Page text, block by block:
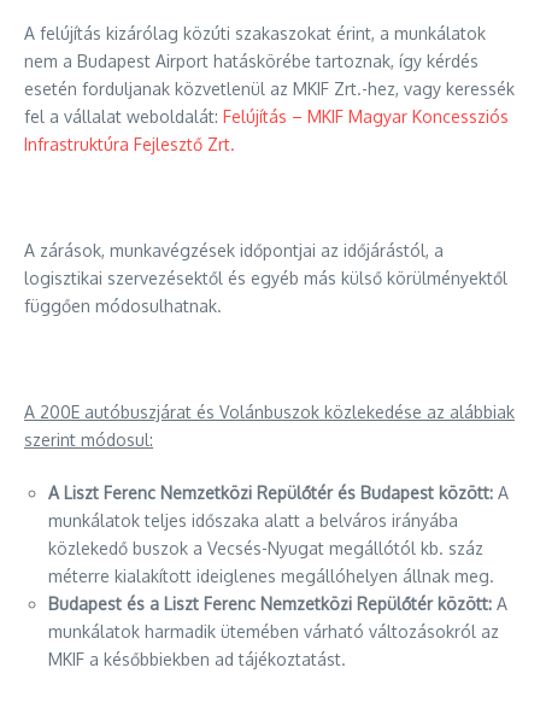
A felújítás kizárólag közúti szakaszokat érint, a munkálatok
nem a Budapest Airport hatáskörébe tartoznak, így kérdés
esetén forduljanak közvetlenül az MKIF Zrt.-hez, vagy keressék
fel a vállalat weboldalát: Felújítás – MKIF Magyar Koncessziós
Infrastruktúra Fejlesztő Zrt.
A zárások, munkavégzések időpontjai az időjárástól, a
logisztikai szervezésektől és egyéb más külső körülményektől
függően módosulhatnak.
A 200E autóbuszjárat és Volánbuszok közlekedése az alábbiak
szerint módosul:
A Liszt Ferenc Nemzetközi Repülőtér és Budapest között: A
munkálatok teljes időszaka alatt a belváros irányába
közlekedő buszok a Vecsés-Nyugat megállótól kb. száz
méterre kialakított ideiglenes megállóhelyen állnak meg.
Budapest és a Liszt Ferenc Nemzetközi Repülőtér között: A
munkálatok harmadik ütemében várható változásokról az
MKIF a későbbiekben ad tájékoztatást.